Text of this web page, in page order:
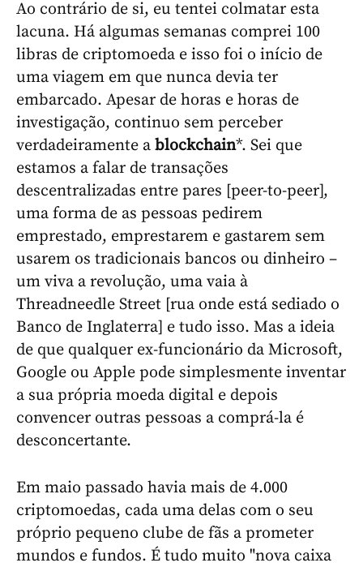
Ao contrário de si, eu tentei colmatar esta
lacuna. Há algumas semanas comprei 100
libras de criptomoeda e isso foi o início de
uma viagem em que nunca devia ter
embarcado. Apesar de horas e horas de
investigação, continuo sem perceber
verdadeiramente a blockchain*. Sei que
estamos a falar de transações
descentralizadas entre pares [peer-to-peer],
uma forma de as pessoas pedirem
emprestado, emprestarem e gastarem sem
usarem os tradicionais bancos ou dinheiro –
um viva a revolução, uma vaia à
Threadneedle Street [rua onde está sediado o
Banco de Inglaterra] e tudo isso. Mas a ideia
de que qualquer ex-funcionário da Microsoft,
Google ou Apple pode simplesmente inventar
a sua própria moeda digital e depois
convencer outras pessoas a comprá-la é
desconcertante.
Em maio passado havia mais de 4.000
criptomoedas, cada uma delas com o seu
próprio pequeno clube de fãs a prometer
mundos e fundos. É tudo muito "nova caixa